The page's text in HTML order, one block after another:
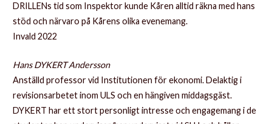
DRILLENs tid som Inspektor kunde Kåren alltid räkna med hans
stöd och närvaro på Kårens olika evenemang.
Invald 2022
Hans DYKERT Andersson
Anställd professor vid Institutionen för ekonomi. Delaktig i
revisionsarbetet inom ULS och en hängiven middagsgäst.
DYKERT har ett stort personligt intresse och engagemang i de